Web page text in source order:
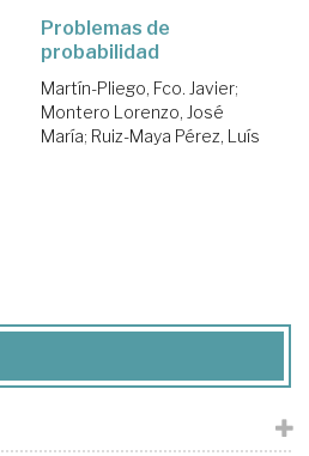
Problemas de
probabilidad
Martín-Pliego, Fco. Javier;
Montero Lorenzo, José
María; Ruiz-Maya Pérez, Luís